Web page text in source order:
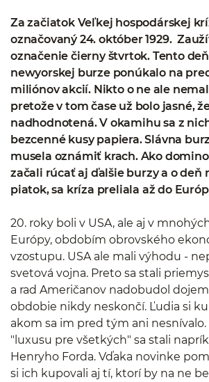
Za začiatok Veľkej hospodárskej
označovaný 24. október 1929.
označenie čierny štvrtok. Tento
newyorskej burze ponúkalo na
miliónov akcií. Nikto o ne ale
pretože v tom čase už bolo jasné,
nadhodnotená. V okamihu sa z
bezcenné kusy papiera. Slávna
musela oznámiť krach. Ako
začali rúcať aj ďalšie burzy a o deň
piatok, sa kríza preliala až do
20. roky boli v USA, ale aj v
Európy, obdobím obrovského
vzostupu. USA ale mali výhodu -
svetová vojna. Preto sa stali
a rad Američanov nadobudol
obdobie nikdy neskončí. Ľudia si
akom sa im pred tým ani
"luxusu pre všetkých" sa stali
Henryho Forda. Vďaka novinke
si ich kupovali aj tí, ktorí by na ne